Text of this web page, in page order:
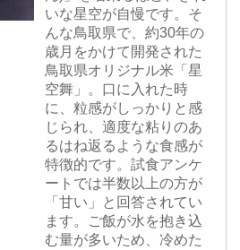
いな星空が自慢です。そ
んな鳥取県で、約30年の
歳月をかけて開発された
鳥取県オリジナル米「星
空舞」。口に入れた時
に、粒感がしっかりと感
じられ、適度な粘りのあ
るはね返るような食感が
特徴的です。試食アンケ
ートでは半数以上の方が
「甘い」と回答されてい
ます。ご飯が水を抱き込
む量が多いため、冷めた